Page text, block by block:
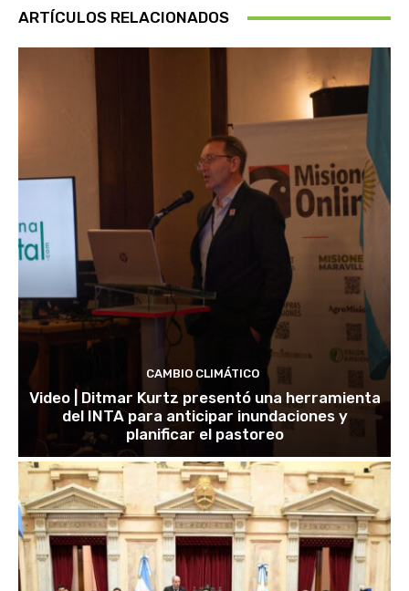
ARTÍCULOS RELACIONADOS
CAMBIO CLIMÁTICO
Video | Ditmar Kurtz presentó una herramienta
del INTA para anticipar inundaciones y
planificar el pastoreo